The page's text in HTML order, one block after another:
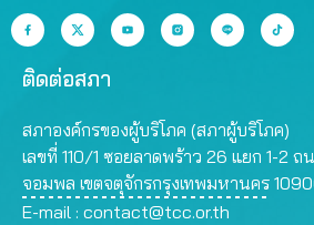
ติดต่อสภา
สภาองค์กรของผู้บริโภค (สภาผู้บริโภค)
เลขที่ 110/1 ซอยลาดพร้าว 26 แยก 1-2
จอมพล เขตจตุจักรกรุงเทพมหานคร
E-mail : contact@tcc.or.th